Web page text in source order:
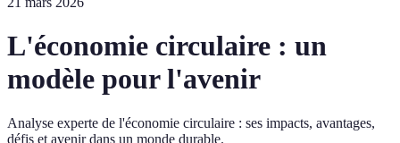
L'économie circulaire : un
modèle pour l'avenir
Analyse experte de l'économie circulaire : ses impacts, avantages,
défis et avenir dans un monde durable.